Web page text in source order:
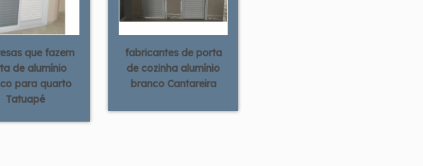
que fazem
de alumínio
para quarto
Tatuapé
fabricantes de porta
de cozinha alumínio
branco Cantareira